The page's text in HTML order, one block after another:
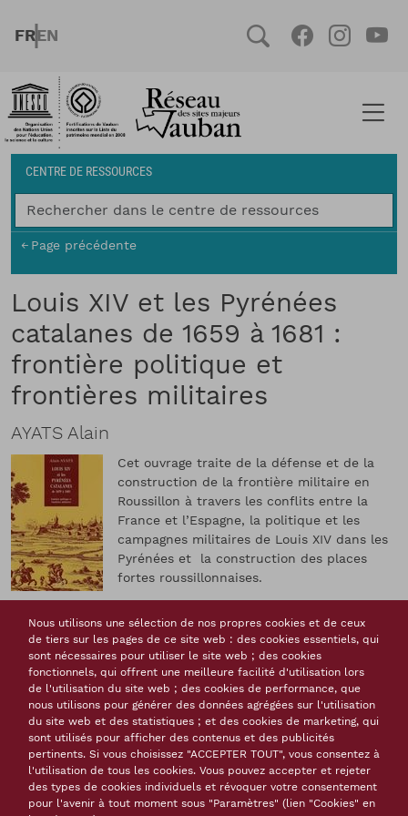
FRENCH
ENGLISH
Social
Fil d'Ariane
CENTRE DE RESSOURCES
Page précédente
Louis XIV et les Pyrénées
catalanes de 1659 à 1681 :
frontière politique et
frontières militaires
AYATS Alain
Cet ouvrage traite de la défense et de la
construction de la frontière militaire en
Roussillon à travers les conflits entre la
France et l’Espagne, la politique et les
campagnes militaires de Louis XIV dans les
Pyrénées et la construction des places
fortes roussillonnaises.
- , 1 vol. (880 p.) : cartes, couv. ill. en coul.
Notes
Bibliogr. p. 863-868
Isbn
2-912966-60-4
Langue(s) de la ressource
français
Monographies, livres
Vauban
Contexte historique
Tags
Vauban
frontière France
fortification de montagne
Nous utilisons une sélection de nos propres cookies et de ceux
de tiers sur les pages de ce site web : des cookies essentiels, qui
sont nécessaires pour utiliser le site web ; des cookies
fonctionnels, qui offrent une meilleure facilité d'utilisation lors
de l'utilisation du site web ; des cookies de performance, que
nous utilisons pour générer des données agrégées sur l'utilisation
du site web et des statistiques ; et des cookies de marketing, qui
sont utilisés pour afficher des contenus et des publicités
pertinents. Si vous choisissez "ACCEPTER TOUT", vous consentez à
l'utilisation de tous les cookies. Vous pouvez accepter et rejeter
des types de cookies individuels et révoquer votre consentement
pour l'avenir à tout moment sous "Paramètres" (lien "Cookies" en